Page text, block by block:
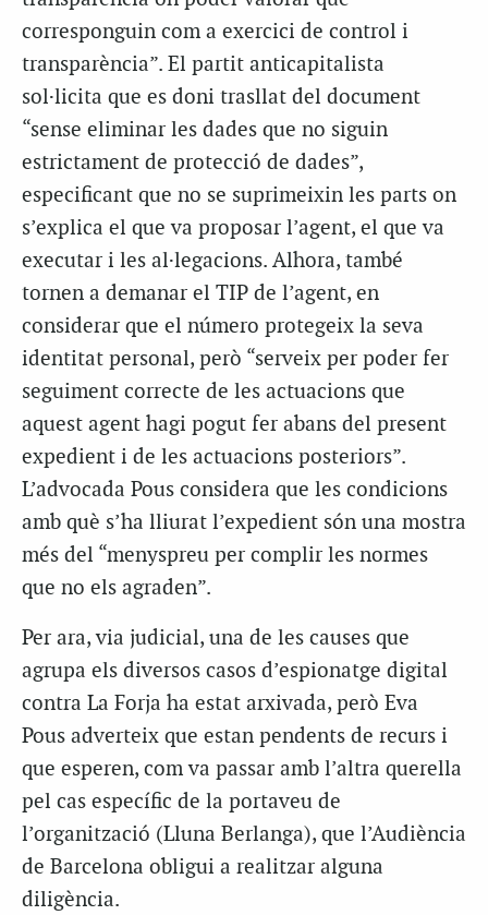
corresponguin com a exercici de control i
transparència”. El partit anticapitalista
sol·licita que es doni trasllat del document
“sense eliminar les dades que no siguin
estrictament de protecció de dades”,
especificant que no se suprimeixin les parts on
s’explica el que va proposar l’agent, el que va
executar i les al·legacions. Alhora, també
tornen a demanar el TIP de l’agent, en
considerar que el número protegeix la seva
identitat personal, però “serveix per poder fer
seguiment correcte de les actuacions que
aquest agent hagi pogut fer abans del present
expedient i de les actuacions posteriors”.
L’advocada Pous considera que les condicions
amb què s’ha lliurat l’expedient són una mostra
més del “menyspreu per complir les normes
que no els agraden”.
Per ara, via judicial, una de les causes que
agrupa els diversos casos d’espionatge digital
contra La Forja ha estat arxivada, però Eva
Pous adverteix que estan pendents de recurs i
que esperen, com va passar amb l’altra querella
pel cas específic de la portaveu de
l’organització (Lluna Berlanga), que l’Audiència
de Barcelona obligui a realitzar alguna
diligència.